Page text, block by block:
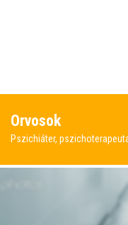
Orvosok
Pszichiáter,